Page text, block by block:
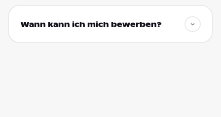
Wann kann ich mich bewerben?